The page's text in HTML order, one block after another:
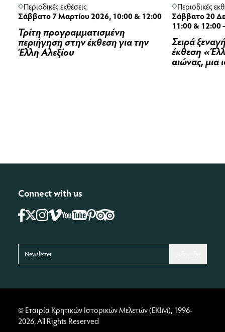
Περιοδικές εκθέσεις
Σάββατο 7 Μαρτίου 2026, 10:00 & 12:00
Τρίτη προγραμματισμένη
περιήγηση στην έκθεση για την
Έλλη Αλεξίου
Περιοδικές
Σάββατο 20
11:00 & 12:00
Σειρά
έκθεση
αιώνας, μια
Connect with us
Facebook
X Instagram
VimeoYoutubePinterest
Tripadvisor
© Εταιρία Κρητικών Ιστορικών Μελετών (ΕΚΙΜ), 1996-
2026, All Rights Reserved